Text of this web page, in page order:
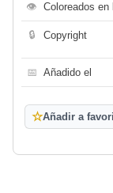
👁 Coloreados en
🔒 Copyright
📅 Añadido el
☆Añadir a